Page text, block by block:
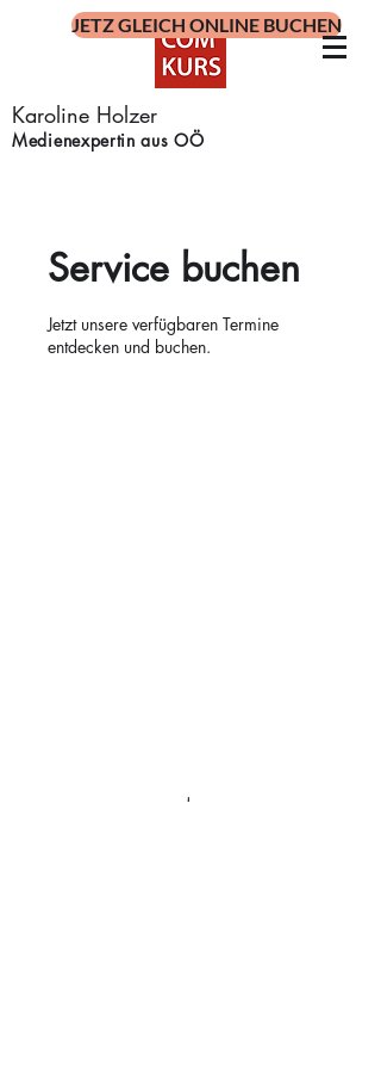
Karoline Holzer
Medienexpertin aus OÖ
JETZ GLEICH ONLINE BUCHEN
Service buchen
Jetzt unsere verfügbaren Termine
entdecken und buchen.